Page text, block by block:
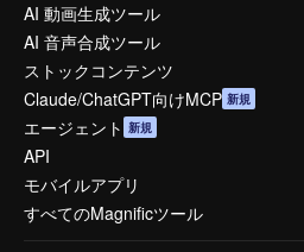
AI 動画生成ツール
AI 音声合成ツール
ストックコンテンツ
Claude/ChatGPT向けMCP 新規
エージェント 新規
API
モバイルアプリ
すべてのMagnificツール